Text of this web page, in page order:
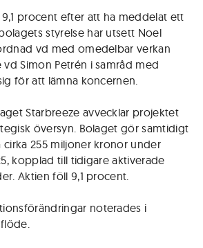
procent efter att ha meddelat ett
styrelse har utsett Noel
vd med omedelbar verkan
Simon Petrén i samråd med
för att lämna koncernen.
Starbreeze avvecklar projektet
översyn. Bolaget gör samtidigt
255 miljoner kronor under
kopplad till tidigare aktiverade
Aktien föll 9,1 procent.
noterades i